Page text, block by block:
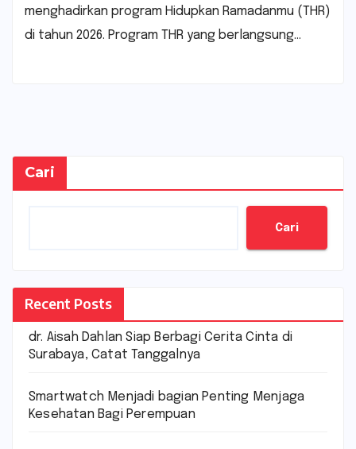
menghadirkan program Hidupkan Ramadanmu (THR)
di tahun 2026. Program THR yang berlangsung…
Cari
Cari
Recent Posts
dr. Aisah Dahlan Siap Berbagi Cerita Cinta di
Surabaya, Catat Tanggalnya
Smartwatch Menjadi bagian Penting Menjaga
Kesehatan Bagi Perempuan